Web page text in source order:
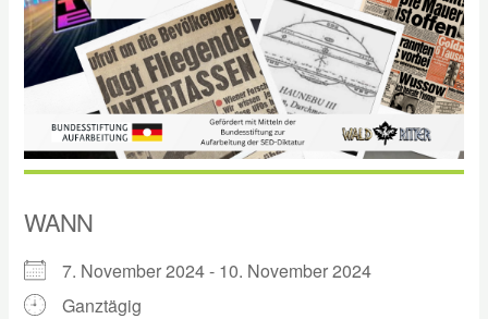
WANN
7. November 2024 - 10. November 2024
Ganztägig